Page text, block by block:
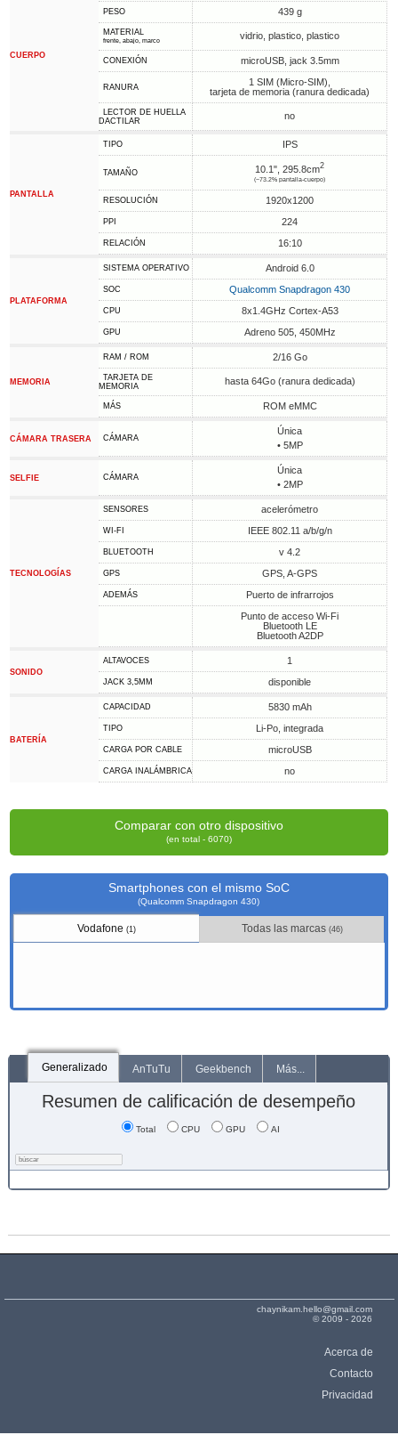
CUERPO
PESO 439 g
MATERIAL
frente, abajo, marco vidrio, plastico, plastico
CONEXIÓN microUSB, jack 3.5mm
RANURA
1 SIM (Micro-SIM),
tarjeta de memoria (ranura dedicada)
LECTOR DE HUELLA
DACTILAR
no
PANTALLA
TIPO IPS
TAMAÑO 10.1", 295.8cm2
(~73.2% pantalla-cuerpo)
RESOLUCIÓN 1920x1200
PPI 224
RELACIÓN 16:10
PLATAFORMA
SISTEMA OPERATIVO Android 6.0
SOC Qualcomm Snapdragon 430
CPU 8x1.4GHz Cortex-A53
GPU Adreno 505, 450MHz
MEMORIA
RAM / ROM 2/16 Go
TARJETA DE
MEMORIA
hasta 64Go (ranura dedicada)
MÁS ROM eMMC
CÁMARA TRASERA CÁMARA
Única
• 5MP
SELFIE CÁMARA
Única
• 2MP
TECNOLOGÍAS
SENSORES acelerómetro
WI-FI IEEE 802.11 a/b/g/n
BLUETOOTH v 4.2
GPS GPS, A-GPS
ADEMÁS
Puerto de infrarrojos
Punto de acceso Wi-Fi
Bluetooth LE
Bluetooth A2DP
SONIDO
ALTAVOCES 1
JACK 3,5MM disponible
BATERÍA
CAPACIDAD 5830 mAh
TIPO Li-Po, integrada
CARGA POR CABLE microUSB
CARGA INALÁMBRICA no
Comparar con otro dispositivo
(en total - 6070)
Smartphones con el mismo SoC
(Qualcomm Snapdragon 430)
Vodafone(1) Todas las marcas (46)
Generalizado AnTuTu Geekbench Más...
Resumen de calificación de desempeño
Total CPU GPU AI
chaynikam.hello@gmail.com
© 2009 - 2026
Acerca de
Contacto
Privacidad